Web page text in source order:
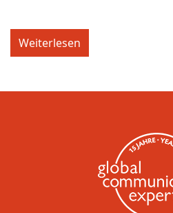
Weiterlesen